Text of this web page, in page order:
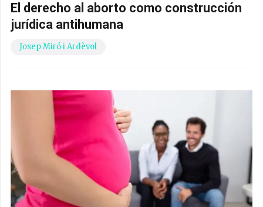
El derecho al aborto como construcción
jurídica antihumana
Josep Miró i Ardèvol